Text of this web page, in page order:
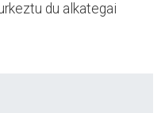
du alkategai